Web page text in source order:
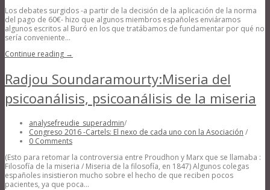
Los debates surgidos -a partir de la decisión de la aplicación de la norma
del pago de 60€- hizo que algunos miembros españoles enviáramos
algunos escritos al Buró en los que tratábamos de fundamentar por qué no
sería conveniente...
Continue reading →
Radjou Soundaramourty:Miseria del
psicoanálisis, psicoanálisis de la miseria
analysefreudie_superadmin/
Congreso 2016 -Cartels: El nexo de cada uno con la Asociación /
0 Comments
(Esto para retomar la controversia entre Proudhon y Marx que se llamaba :
Filosofía de la miseria / Miseria de la filosofía, en 1847) Algunos colegas
españoles insistieron mucho sobre el hecho de que reciben pocos
pacientes, ya que poca...